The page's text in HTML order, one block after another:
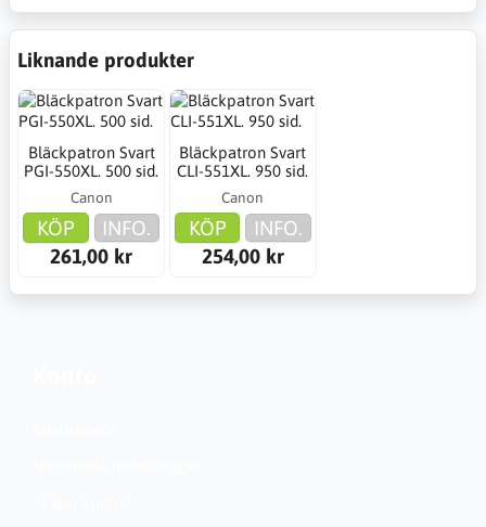
Liknande produkter
Bläckpatron Svart
PGI-550XL. 500 sid.
Canon
KÖP
INFO.
261,00 kr
Bläckpatron Svart
CLI-551XL. 950 sid.
Canon
KÖP
INFO.
254,00 kr